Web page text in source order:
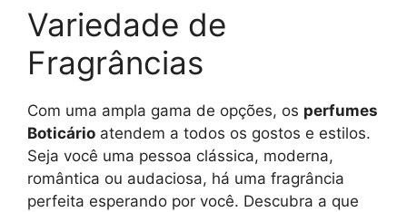
Variedade de
Fragrâncias
Com uma ampla gama de opções, os perfumes
Boticário atendem a todos os gostos e estilos.
Seja você uma pessoa clássica, moderna,
romântica ou audaciosa, há uma fragrância
perfeita esperando por você. Descubra a que